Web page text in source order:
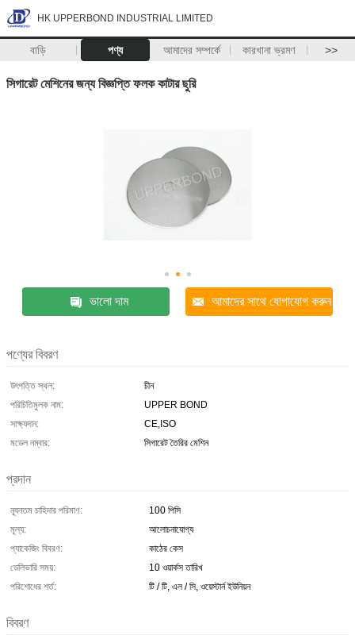
HK UPPERBOND INDUSTRIAL LIMITED
বাড়ি পণ্য আমাদের সম্পর্কে কারখানা ভ্রমণ >>
সিগারেট মেশিনের জন্য বিজ্ঞপ্তি ফলক কাটার ছুরি
ভালো দাম আমাদের সাথে যোগাযোগ করুন
পণ্যের বিবরণ
উৎপত্তি স্থল:
চীন
পরিচিতিমুলক নাম:
UPPER BOND
সাক্ষ্যদান:
CE,ISO
মডেল নম্বার:
সিগারেট তৈরির মেশিন
প্রদান
ন্যূনতম চাহিদার পরিমাণ:
100 পিসি
মূল্য:
আলোচনাযোগ্য
প্যাকেজিং বিবরণ:
কাঠের কেস
ডেলিভারি সময়:
10 ওয়ার্কস তারিখ
পরিশোধের শর্ত:
টি / টি, এল / সি, ওয়েস্টার্ন ইউনিয়ন
বিবরণ